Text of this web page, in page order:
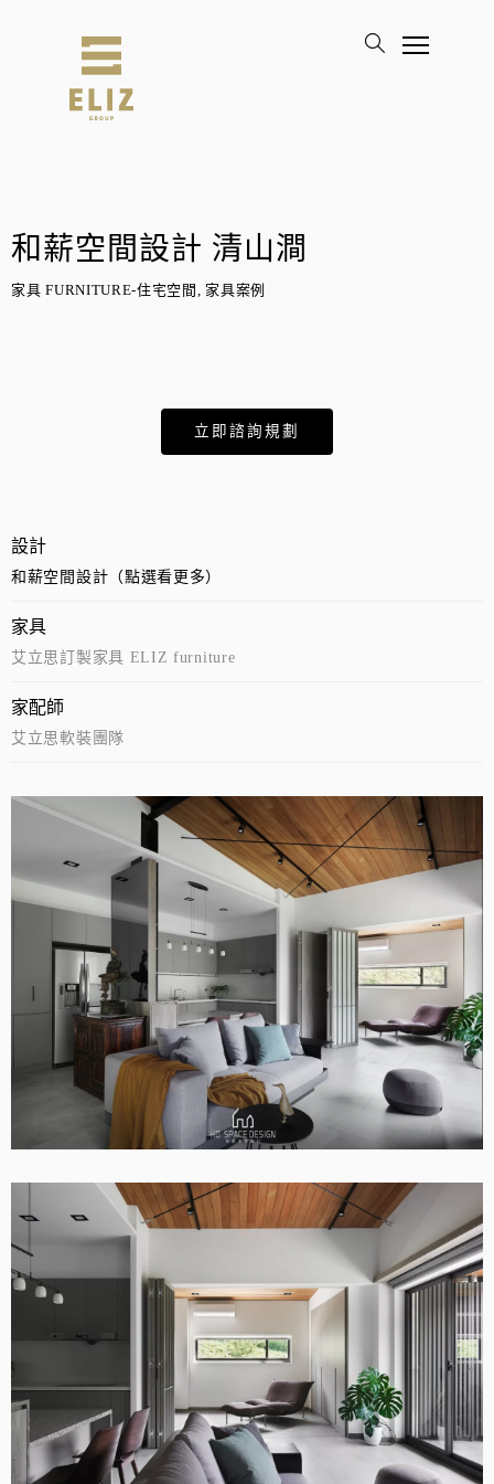
和薪空間設計 清山澗
家具 FURNITURE-住宅空間, 家具案例
立即諮詢規劃
設計
和薪空間設計（點選看更多）
家具
艾立思訂製家具 ELIZ furniture
家配師
艾立思軟裝團隊